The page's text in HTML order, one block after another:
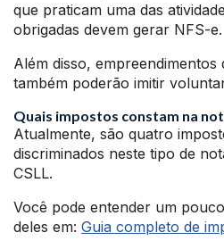
que praticam uma das
obrigadas devem gerar NFS-e.
Além disso,
também poderão imitir
Quais impostos constam na
Atualmente, são quatro
discriminados neste tipo de
CSLL.
Você pode entender um
deles em: Guia completo de